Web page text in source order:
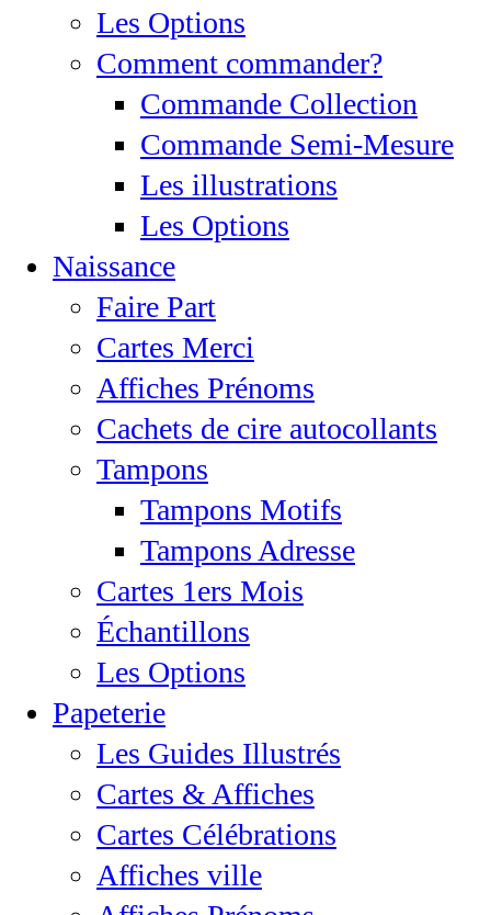
Les Options
Comment commander?
Commande Collection
Commande Semi-Mesure
Les illustrations
Les Options
Naissance
Faire Part
Cartes Merci
Affiches Prénoms
Cachets de cire autocollants
Tampons
Tampons Motifs
Tampons Adresse
Cartes 1ers Mois
Échantillons
Les Options
Papeterie
Les Guides Illustrés
Cartes & Affiches
Cartes Célébrations
Affiches ville